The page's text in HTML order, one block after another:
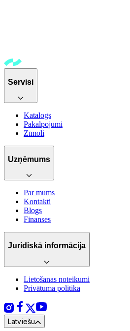
Servisi
Katalogs
Pakalpojumi
Zīmoli
Uzņēmums
Par mums
Kontakti
Blogs
Finanses
Juridiskā informācija
Lietošanas noteikumi
Privātuma politika
Latviešu